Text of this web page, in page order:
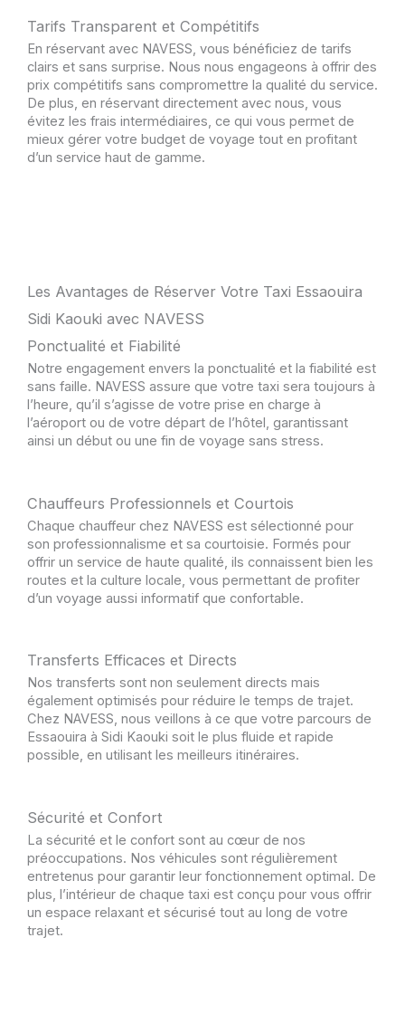
Tarifs Transparent et Compétitifs
En réservant avec NAVESS, vous bénéficiez de tarifs
clairs et sans surprise. Nous nous engageons à offrir des
prix compétitifs sans compromettre la qualité du service.
De plus, en réservant directement avec nous, vous
évitez les frais intermédiaires, ce qui vous permet de
mieux gérer votre budget de voyage tout en profitant
d’un service haut de gamme.
Les Avantages de Réserver Votre Taxi Essaouira
Sidi Kaouki avec NAVESS
Ponctualité et Fiabilité
Notre engagement envers la ponctualité et la fiabilité est
sans faille. NAVESS assure que votre taxi sera toujours à
l’heure, qu’il s’agisse de votre prise en charge à
l’aéroport ou de votre départ de l’hôtel, garantissant
ainsi un début ou une fin de voyage sans stress.
Chauffeurs Professionnels et Courtois
Chaque chauffeur chez NAVESS est sélectionné pour
son professionnalisme et sa courtoisie. Formés pour
offrir un service de haute qualité, ils connaissent bien les
routes et la culture locale, vous permettant de profiter
d’un voyage aussi informatif que confortable.
Transferts Efficaces et Directs
Nos transferts sont non seulement directs mais
également optimisés pour réduire le temps de trajet.
Chez NAVESS, nous veillons à ce que votre parcours de
Essaouira à Sidi Kaouki soit le plus fluide et rapide
possible, en utilisant les meilleurs itinéraires.
Sécurité et Confort
La sécurité et le confort sont au cœur de nos
préoccupations. Nos véhicules sont régulièrement
entretenus pour garantir leur fonctionnement optimal. De
plus, l’intérieur de chaque taxi est conçu pour vous offrir
un espace relaxant et sécurisé tout au long de votre
trajet.